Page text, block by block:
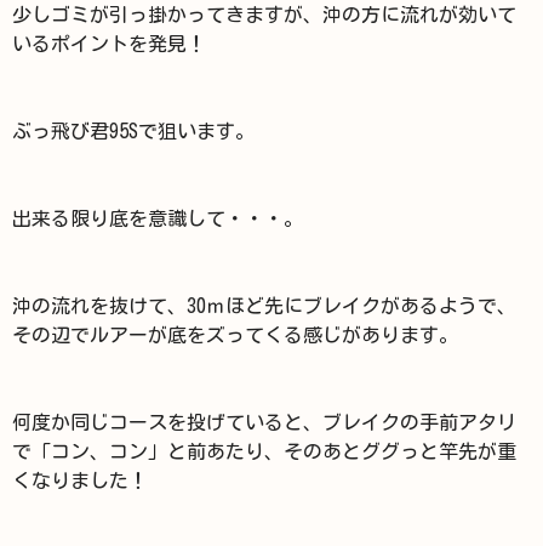
少しゴミが引っ掛かってきますが、沖の方に流れが効いて
いるポイントを発見！
ぶっ飛び君95Sで狙います。
出来る限り底を意識して・・・。
沖の流れを抜けて、30ｍほど先にブレイクがあるようで、
その辺でルアーが底をズってくる感じがあります。
何度か同じコースを投げていると、ブレイクの手前アタリ
で「コン、コン」と前あたり、そのあとググっと竿先が重
くなりました！